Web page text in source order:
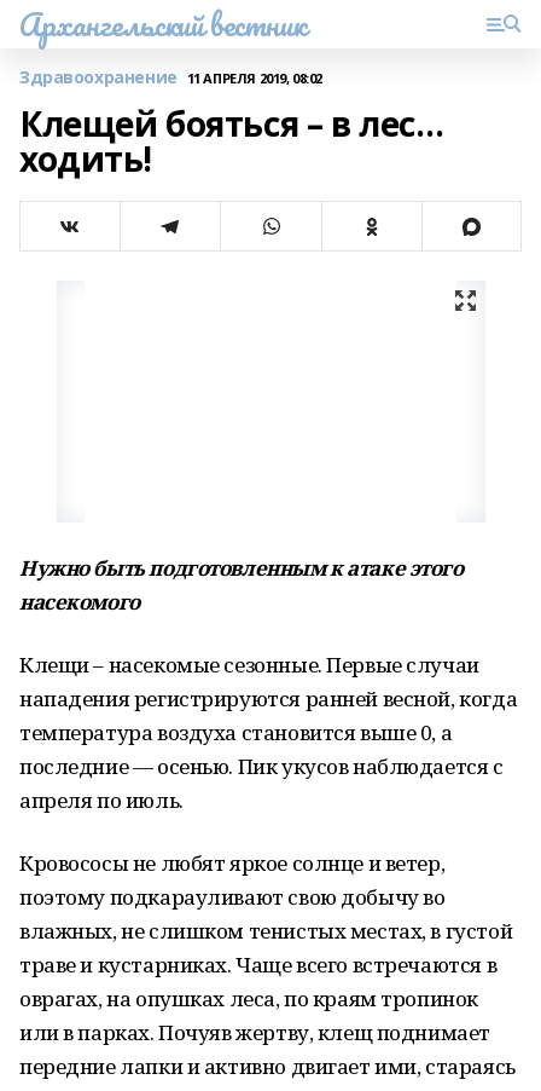
Архангельский вестник
Здравоохранение 11 АПРЕЛЯ 2019, 08:02
Клещей бояться – в лес…
ходить!
Нужно быть подготовленным к атаке этого
насекомого
Клещи – насекомые сезонные. Первые случаи
нападения регистрируются ранней весной, когда
температура воздуха становится выше 0, а
последние — осенью. Пик укусов наблюдается с
апреля по июль.
Кровососы не любят яркое солнце и ветер,
поэтому подкарауливают свою добычу во
влажных, не слишком тенистых местах, в густой
траве и кустарниках. Чаще всего встречаются в
оврагах, на опушках леса, по краям тропинок
или в парках. Почуяв жертву, клещ поднимает
передние лапки и активно двигает ими, стараясь